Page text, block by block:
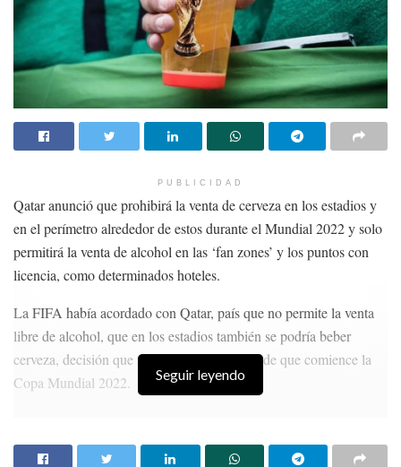
PUBLICIDAD
Qatar anunció que prohibirá la venta de cerveza en los estadios y
en el perímetro alrededor de estos durante el Mundial 2022 y solo
permitirá la venta de alcohol en las ‘fan zones’ y los puntos con
licencia, como determinados hoteles.
La FIFA había acordado con Qatar, país que no permite la venta
libre de alcohol, que en los estadios también se podría beber
cerveza, decisión que revoca a solo dos días de que comience la
Copa Mundial 2022.
Seguir leyendo